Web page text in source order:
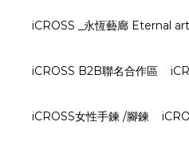
iCROSS _永恆藝廊 Eternal
iCROSS B2B聯名合作區
iCROSS女性手鍊 /腳鍊